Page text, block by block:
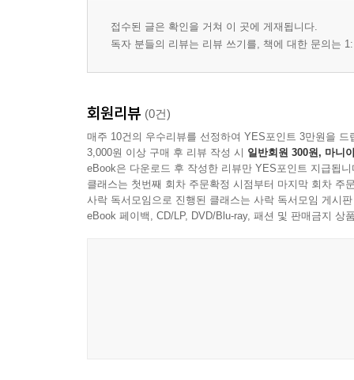
접수된 글은 확인을 거쳐 이 곳에 게재됩니다.
독자 분들의 리뷰는 리뷰 쓰기를, 책에 대한 문의는
회원리뷰 (0건)
매주 10건의 우수리뷰를 선정하여 YES포인트 3만원을 드
3,000원 이상 구매 후 리뷰 작성 시 일반회원 300원, 마니
eBook은 다운로드 후 작성한 리뷰만 YES포인트 지급됩니
클래스는 첫번째 회차 주문확정 시점부터 마지막 회차 주
사락 독서모임으로 진행된 클래스는 사락 독서모임 게시
eBook 페이백, CD/LP, DVD/Blu-ray, 패션 및 판매금지 상